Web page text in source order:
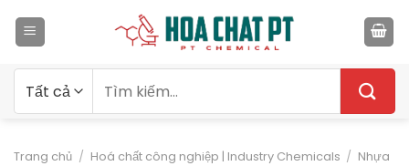
qua
kiếm:
Trang chủ / Hoá chất công nghiệp | Industry Chemicals / Nhựa